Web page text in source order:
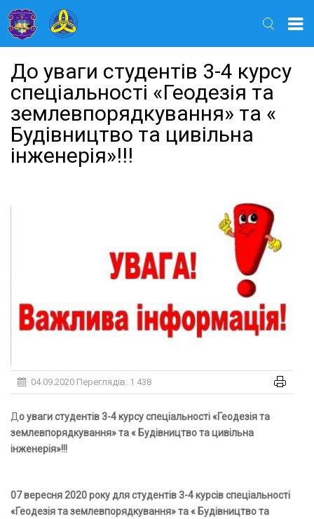
До уваги студентів 3-4 курсу
спеціальності «Геодезія та
землевпорядкування» та «
Будівництво та цивільна
інженерія»!!!
04.09.2020 Переглядів: 1 438
До уваги студентів 3-4 курсу спеціальності «Геодезія та
землевпорядкування» та « Будівництво та цивільна
інженерія»!!!
07 вересня 2020 року для студентів 3-4 курсів спеціальності
«Геодезія та землевпорядкування» та « Будівництво та